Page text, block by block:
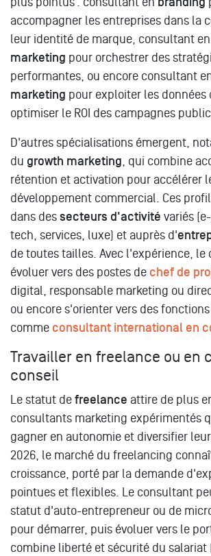
accompagner les entreprises dans la
leur identité de marque, consultant en
marketing pour orchestrer des
performantes, ou encore consultant
marketing pour exploiter les données
optimiser le ROI des campagnes
D'autres spécialisations émergent,
du growth marketing , qui combine
rétention et activation pour accélérer
développement commercial. Ces
dans des secteurs d'activité variés
tech, services, luxe) et auprès d'
de toutes tailles. Avec l'expérience,
évoluer vers des postes de chef de
digital, responsable marketing ou
ou encore s'orienter vers des
comme consultant international en
Travailler en freelance ou en
conseil
Le statut de freelance attire de plus
consultants marketing expérimentés
gagner en autonomie et diversifier
2026, le marché du freelancing
croissance, porté par la demande
pointues et flexibles. Le consultant
statut d'auto-entrepreneur ou de
pour démarrer, puis évoluer vers le
combine liberté et sécurité du salariat